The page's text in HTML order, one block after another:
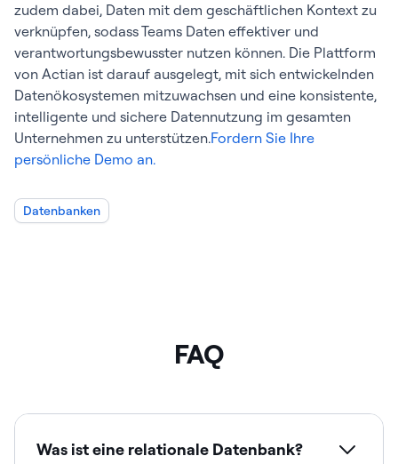
zudem dabei, Daten mit dem geschäftlichen Kontext zu
verknüpfen, sodass Teams Daten effektiver und
verantwortungsbewusster nutzen können. Die Plattform
von Actian ist darauf ausgelegt, mit sich entwickelnden
Datenökosystemen mitzuwachsen und eine konsistente,
intelligente und sichere Datennutzung im gesamten
Unternehmen zu unterstützen.Fordern Sie Ihre
persönliche Demo an.
Datenbanken
FAQ
Was ist eine relationale Datenbank?